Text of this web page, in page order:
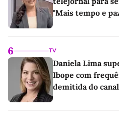
"Mais tempo e
6 TV
Daniela Lima
Ibope com
demitida do canal